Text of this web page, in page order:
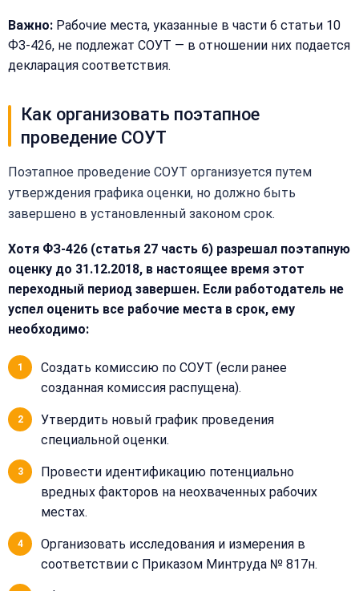
Закрыть
меню
Важно: Рабочие места, указанные в части 6 статьи 10
ФЗ-426, не подлежат СОУТ — в отношении них подается
декларация соответствия.
Как организовать поэтапное
проведение СОУТ
Поэтапное проведение СОУТ организуется путем
утверждения графика оценки, но должно быть
завершено в установленный законом срок.
Хотя ФЗ-426 (статья 27 часть 6) разрешал поэтапную
оценку до 31.12.2018, в настоящее время этот
переходный период завершен. Если работодатель не
успел оценить все рабочие места в срок, ему
необходимо:
Создать комиссию по СОУТ (если ранее
созданная комиссия распущена).
Утвердить новый график проведения
специальной оценки.
Провести идентификацию потенциально
вредных факторов на неохваченных рабочих
местах.
Организовать исследования и измерения в
соответствии с Приказом Минтруда № 817н.
Написать
нам
Бесплатная
консультация
Оставьте
имя
и
—
перезвоним